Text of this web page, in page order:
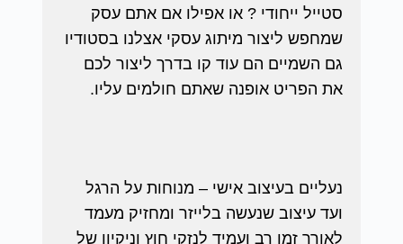
סטייל ייחודי ? או אפילו אם אתם עסק
שמחפש ליצור מיתוג עסקי אצלנו בסטודיו
גם השמיים הם עוד קו בדרך ליצור לכם
את הפריט אופנה שאתם חולמים עליו.
נעליים בעיצוב אישי – מנוחות על הרגל
ועד עיצוב שנעשה בלייזר ומחזיק מעמד
לאורך זמן רב ועמיד לנזקי חוץ וניקיון של